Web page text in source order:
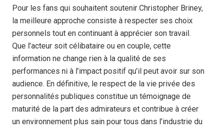
Pour les fans qui souhaitent soutenir Christopher Briney,
la meilleure approche consiste à respecter ses choix
personnels tout en continuant à apprécier son travail.
Que l’acteur soit célibataire ou en couple, cette
information ne change rien à la qualité de ses
performances ni à l’impact positif qu’il peut avoir sur son
audience. En définitive, le respect de la vie privée des
personnalités publiques constitue un témoignage de
maturité de la part des admirateurs et contribue à créer
un environnement plus sain pour tous dans l’industrie du